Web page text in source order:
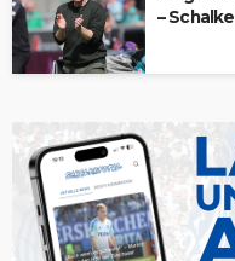
–